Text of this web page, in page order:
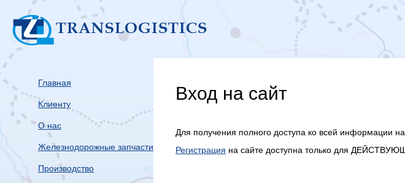
Вход на сайт
Для получения полного доступа ко всей информации
Регистрация на сайте доступна только для
Главная
Клиенту
О нас
Железнодорожные запчасти
Производство